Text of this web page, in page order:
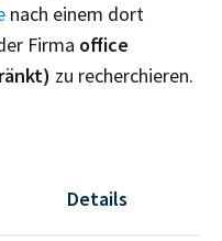
nach einem dort
Firma office
zu recherchieren.
Details